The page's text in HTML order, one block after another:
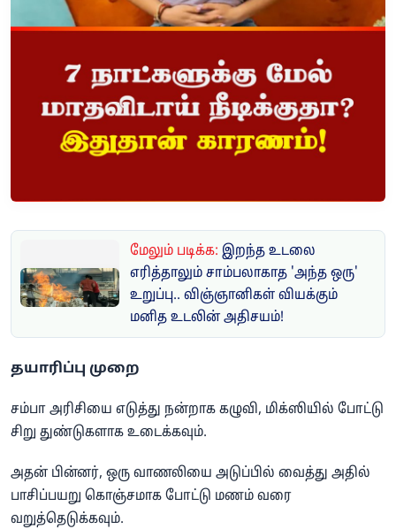
மேலும் படிக்க: இறந்த உடலை
எரித்தாலும் சாம்பலாகாத 'அந்த ஒரு'
உறுப்பு.. விஞ்ஞானிகள் வியக்கும்
மனித உடலின் அதிசயம்!
தயாரிப்பு முறை
சம்பா அரிசியை எடுத்து நன்றாக கழுவி, மிக்ஸியில் போட்டு
சிறு துண்டுகளாக உடைக்கவும்.
அதன் பின்னர், ஒரு வாணலியை அடுப்பில் வைத்து அதில்
பாசிப்பயறு கொஞ்சமாக போட்டு மணம் வரை
வறுத்தெடுக்கவும்.